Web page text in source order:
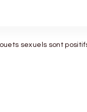
sexuels sont